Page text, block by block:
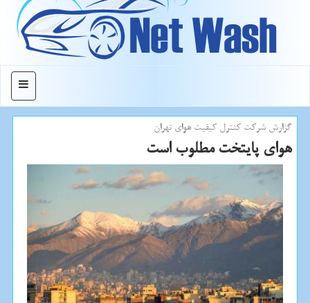
منو
گزارش شركت كنترل كیفیت هوای تهران
هوای پایتخت مطلوب است